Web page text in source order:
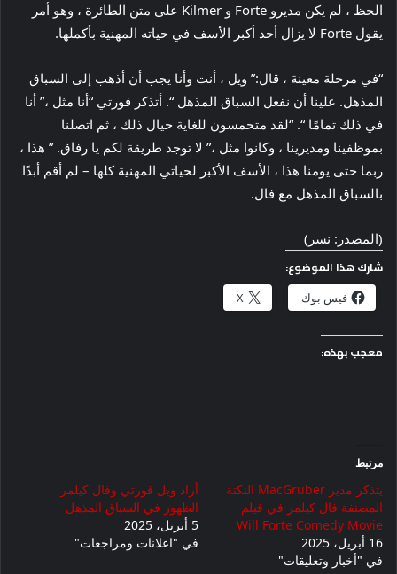
الحظ ، لم يكن مديرو Forte و Kilmer على متن الطائرة ، وهو أمر
يقول Forte لا يزال أحد أكبر الأسف في حياته المهنية بأكملها.
“في مرحلة معينة ، قال:” ويل ، أنت وأنا يجب أن أذهب إلى السباق
المذهل. علينا أن نفعل السباق المذهل “. أتذكر فورتي “أنا مثل ،” أنا
في ذلك تمامًا “. “لقد متحمسون للغاية حيال ذلك ، ثم اتصلنا
بموظفينا ومديرينا ، وكانوا مثل ،” لا توجد طريقة لكم يا رفاق. ” هذا ،
ربما حتى يومنا هذا ، الأسف الأكبر لحياتي المهنية كلها – لم أقم أبدًا
بالسباق المذهل مع فال.
(المصدر: نسر)
شارك هذا الموضوع:
فيس بوك X
معجب بهذه:
مرتبط
يتذكر مدير MacGruber النكتة
المصنفة فال كيلمر في فيلم
Will Forte Comedy Movie
16 أبريل، 2025
في "أخبار وتعليقات"
أراد ويل فورتي وفال كيلمر
الظهور في السباق المذهل
5 أبريل، 2025
في "اعلانات ومراجعات"